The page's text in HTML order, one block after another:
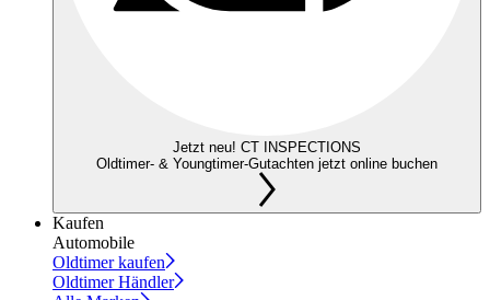
Jetzt neu! CT INSPECTIONS
Oldtimer- & Youngtimer-Gutachten jetzt online buchen
Kaufen
Automobile
Oldtimer kaufen
Oldtimer Händler